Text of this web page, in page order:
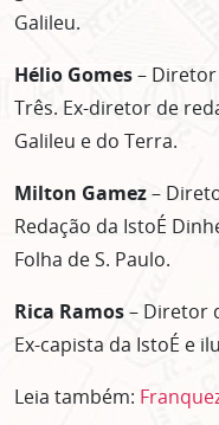
Galileu.
Hélio Gomes–
Três. Ex-diretor de
Galileu e do Terra.
Milton Gamez–
Redação da IstoÉ
Folha de S. Paulo.
Rica Ramos– Diretor
Ex-capista da IstoÉ e
Leia também: